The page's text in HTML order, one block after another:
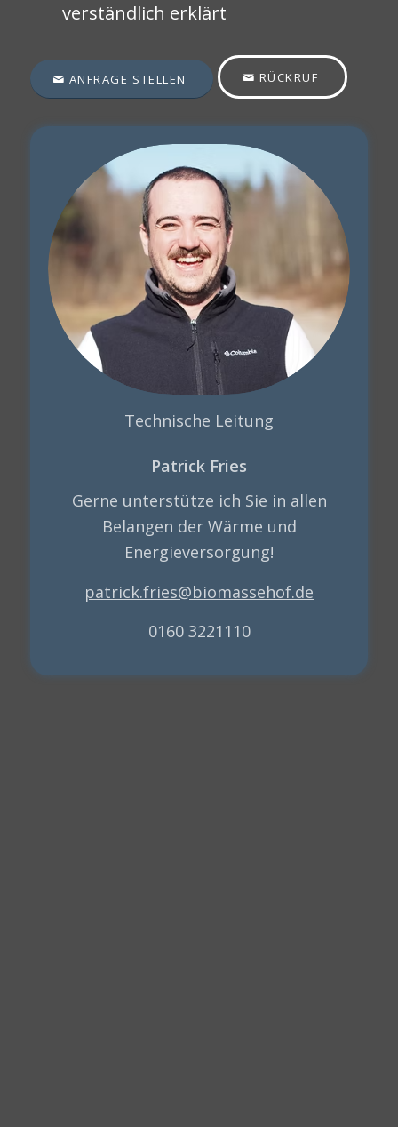
verständlich erklärt
ANFRAGE STELLEN RÜCKRUF
Technische Leitung
Patrick Fries
Gerne unterstütze ich Sie in allen
Belangen der Wärme und
Energieversorgung!
patrick.fries@biomassehof.de
0160 3221110